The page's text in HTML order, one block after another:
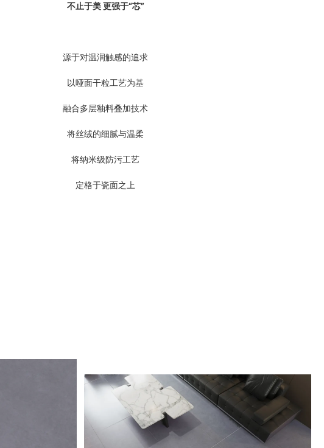
不止于美 更强于“芯”
源于对温润触感的追求
以哑面干粒工艺为基
融合多层釉料叠加技术
将丝绒的细腻与温柔
将纳米级防污工艺
定格于瓷面之上